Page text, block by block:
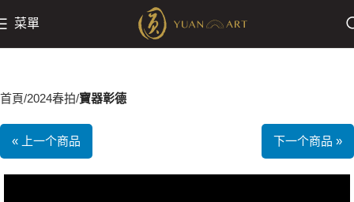
菜單
首頁 2024春拍 寶器彰德
« 上一个商品 下一个商品 »